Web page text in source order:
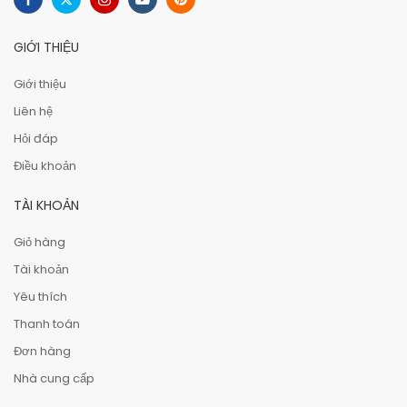
GIỚI THIỆU
Giới thiệu
Liên hệ
Hỏi đáp
Điều khoản
TÀI KHOẢN
Giỏ hàng
Tài khoản
Yêu thích
Thanh toán
Đơn hàng
Nhà cung cấp